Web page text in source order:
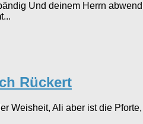
Und deinem Herrn
Rückert
Weisheit, Ali aber ist die